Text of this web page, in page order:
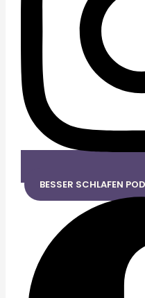
BESSER SCHLAFEN